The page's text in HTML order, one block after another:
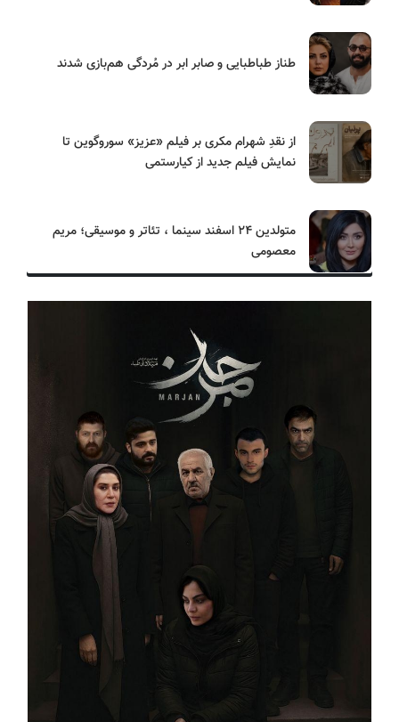
طناز طباطبایی و صابر ابر در مُردگی هم‌بازی شدند
از نقدِ شهرام مکری بر فیلم «عزیز» سوروگوین تا
نمایش فیلم جدید از کیارستمی
متولدین ۲۴ اسفند سینما ، تئاتر و موسیقی؛ مریم
معصومی